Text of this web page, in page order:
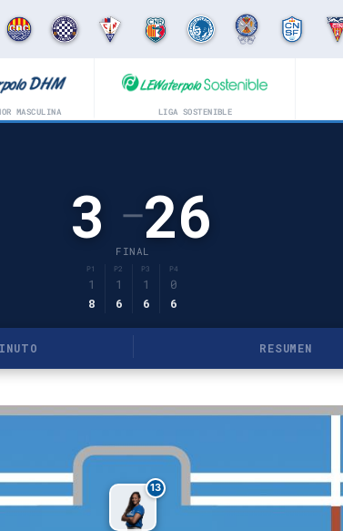
MASCULINA LIGA SOSTENIBLE
3 –26
FINAL
P1 P2 P3 P4
1 1 1
0
8
6 6 6
RESUMEN
13